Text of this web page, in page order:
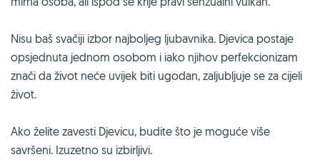
Nisu baš svačiji izbor najboljeg ljubavnika. Djevica postaje
opsjednuta jednom osobom i iako njihov perfekcionizam
znači da život neće uvijek biti ugodan, zaljubljuje se za cijeli
život.
Ako želite zavesti Djevicu, budite što je moguće više
savršeni. Izuzetno su izbirljivi.